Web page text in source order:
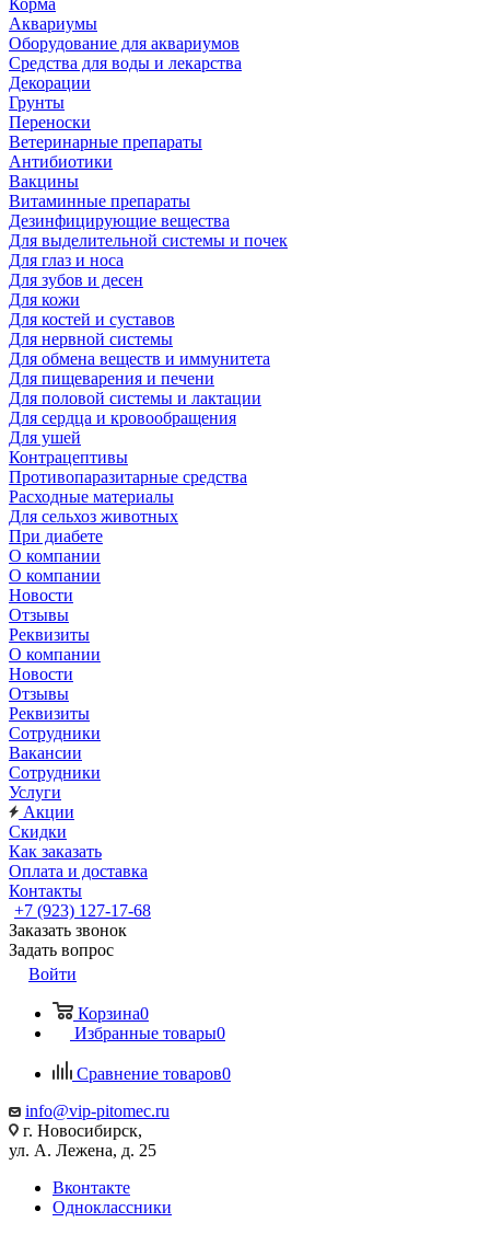
Корма
Аквариумы
Оборудование для аквариумов
Средства для воды и лекарства
Декорации
Грунты
Переноски
Ветеринарные препараты
Антибиотики
Вакцины
Витаминные препараты
Дезинфицирующие вещества
Для выделительной системы и почек
Для глаз и носа
Для зубов и десен
Для кожи
Для костей и суставов
Для нервной системы
Для обмена веществ и иммунитета
Для пищеварения и печени
Для половой системы и лактации
Для сердца и кровообращения
Для ушей
Контрацептивы
Противопаразитарные средства
Расходные материалы
Для сельхоз животных
При диабете
О компании
О компании
Новости
Отзывы
Реквизиты
О компании
Новости
Отзывы
Реквизиты
Сотрудники
Вакансии
Сотрудники
Услуги
Акции
Скидки
Как заказать
Оплата и доставка
Контакты
+7 (923) 127-17-68
Заказать звонок
Задать вопрос
Войти
Корзина0
Избранные товары0
Сравнение товаров0
info@vip-pitomec.ru
г. Новосибирск,
ул. А. Лежена, д. 25
Вконтакте
Одноклассники